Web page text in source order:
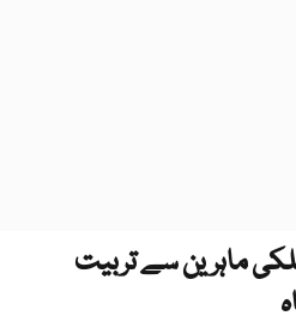
ماہرین سے تربیت